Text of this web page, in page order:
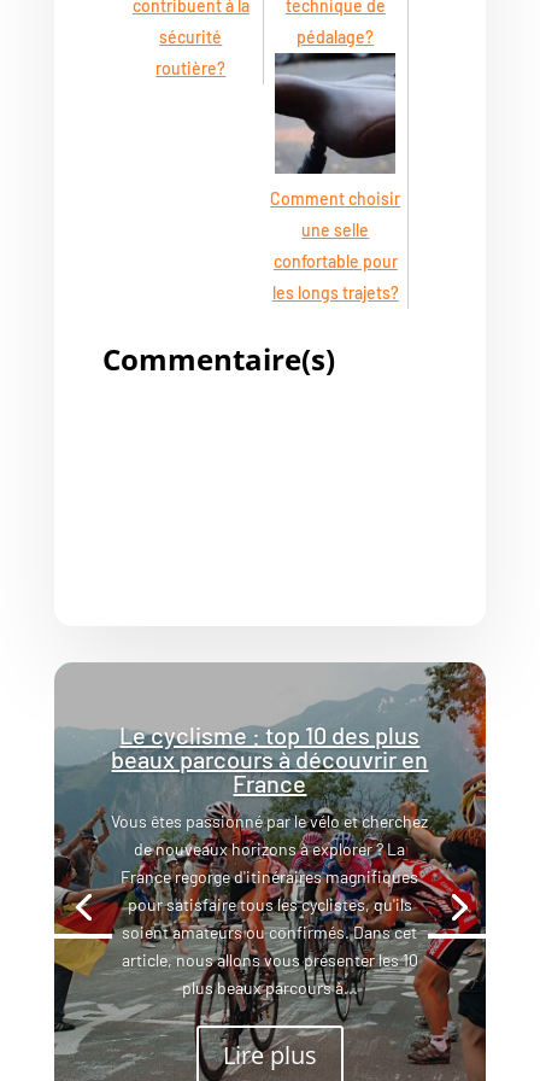
contribuent à la
sécurité
routière?
technique de
pédalage?
Comment choisir
une selle
confortable pour
les longs trajets?
Commentaire(s)
Le cyclisme : top 10 des plus
beaux parcours à découvrir en
France
Vous êtes passionné par le vélo et cherchez
de nouveaux horizons à explorer ? La
France regorge d'itinéraires magnifiques
pour satisfaire tous les cyclistes, qu'ils
soient amateurs ou confirmés. Dans cet
article, nous allons vous présenter les 10
plus beaux parcours à...
Lire plus